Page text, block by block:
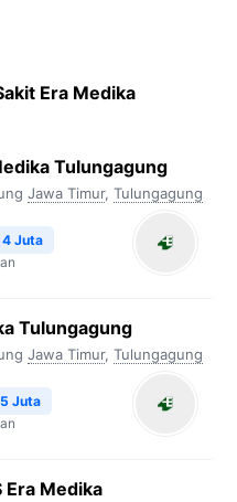
Era Medika
Tulungagung
Jawa Timur, Tulungagung
Juta
Tulungagung
Jawa Timur, Tulungagung
Juta
Era Medika